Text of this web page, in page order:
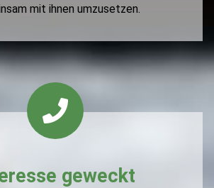
mit ihnen umzusetzen.
geweckt